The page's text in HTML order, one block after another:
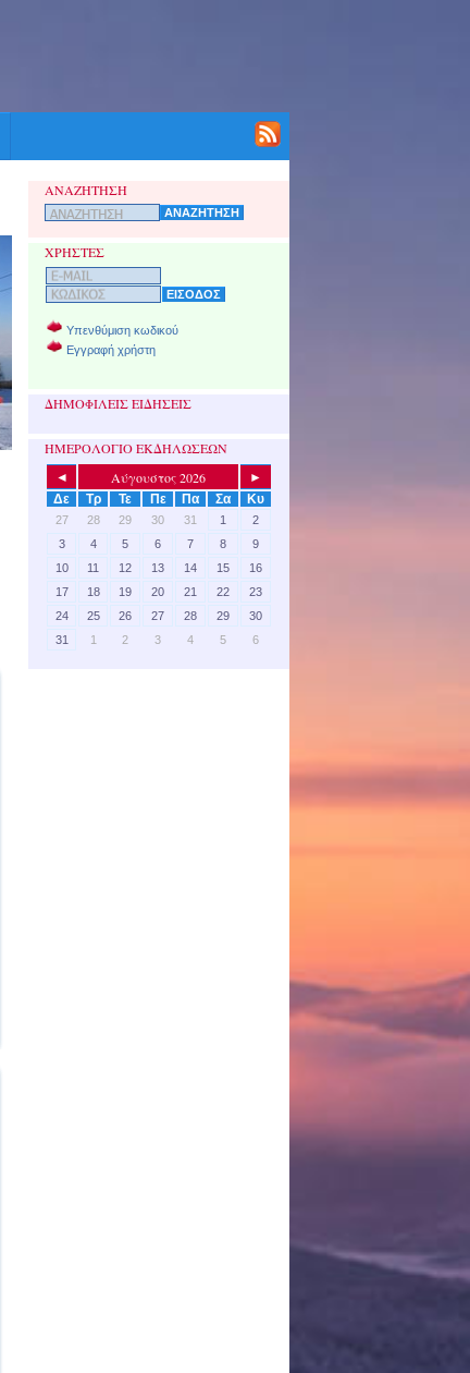
ΑΝΑΖΗΤΗΣΗ
ΧΡΗΣΤΕΣ
Υπενθύμιση κωδικού
Εγγραφή χρήστη
ΔΗΜΟΦΙΛΕΙΣ ΕΙΔΗΣΕΙΣ
ΗΜΕΡΟΛΟΓΙΟ ΕΚΔΗΛΩΣΕΩΝ
◄ Αύγουστος 2026
►
Δε
Τρ Τε Πε Πα Σα Κυ
27 28 29 30 31 1
2
3
4 5 6 7 8
9
10
11 12 13 14 15
16
17
18 19 20 21 22
23
24
25 26 27 28 29
30
31
1 2 3 4 5 6